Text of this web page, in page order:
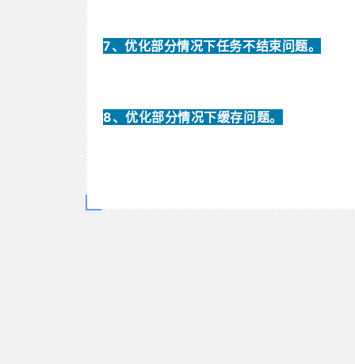
7、优化部分情况下任务不结束问题。
8、优化部分情况下缓存问题。